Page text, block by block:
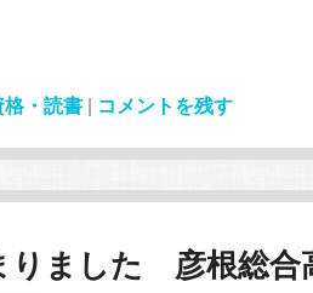
・読書 | コメントを残す
りました 彦根総合